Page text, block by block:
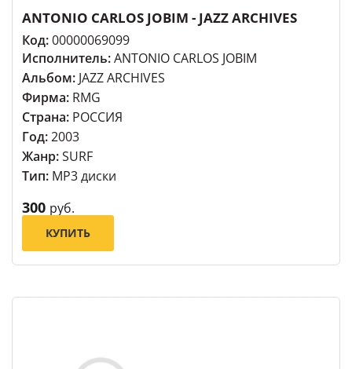
ANTONIO CARLOS JOBIM - JAZZ ARCHIVES
Код:00000069099
Исполнитель:ANTONIO CARLOS JOBIM
Альбом: JAZZ ARCHIVES
Фирма: RMG
Страна: РОССИЯ
Год:2003
Жанр:SURF
Тип: MP3 диски
300 руб.
КУПИТЬ